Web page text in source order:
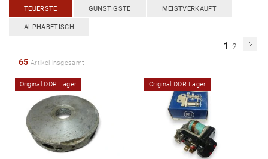
TEUERSTE GÜNSTIGSTE MEISTVERKAUFT
ALPHABETISCH
1 2
65 Artikel insgesamt
Original DDR Lager Original DDR Lager